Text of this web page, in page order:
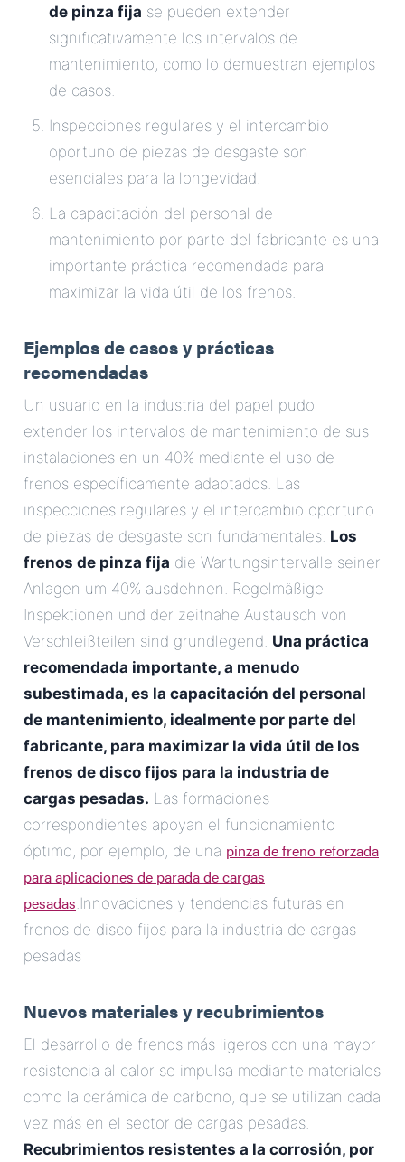
de pinza fija se pueden extender
significativamente los intervalos de
mantenimiento, como lo demuestran ejemplos
de casos.
Inspecciones regulares y el intercambio
oportuno de piezas de desgaste son
esenciales para la longevidad.
La capacitación del personal de
mantenimiento por parte del fabricante es una
importante práctica recomendada para
maximizar la vida útil de los frenos.
Ejemplos de casos y prácticas
recomendadas
Un usuario en la industria del papel pudo
extender los intervalos de mantenimiento de sus
instalaciones en un 40% mediante el uso de
frenos específicamente adaptados. Las
inspecciones regulares y el intercambio oportuno
de piezas de desgaste son fundamentales. Los
frenos de pinza fija die Wartungsintervalle seiner
Anlagen um 40% ausdehnen. Regelmäßige
Inspektionen und der zeitnahe Austausch von
Verschleißteilen sind grundlegend. Una práctica
recomendada importante, a menudo
subestimada, es la capacitación del personal
de mantenimiento, idealmente por parte del
fabricante, para maximizar la vida útil de los
frenos de disco fijos para la industria de
cargas pesadas. Las formaciones
correspondientes apoyan el funcionamiento
óptimo, por ejemplo, de una pinza de freno reforzada
para aplicaciones de parada de cargas
pesadas.Innovaciones y tendencias futuras en
frenos de disco fijos para la industria de cargas
pesadas
Nuevos materiales y recubrimientos
El desarrollo de frenos más ligeros con una mayor
resistencia al calor se impulsa mediante materiales
como la cerámica de carbono, que se utilizan cada
vez más en el sector de cargas pesadas.
Recubrimientos resistentes a la corrosión, por